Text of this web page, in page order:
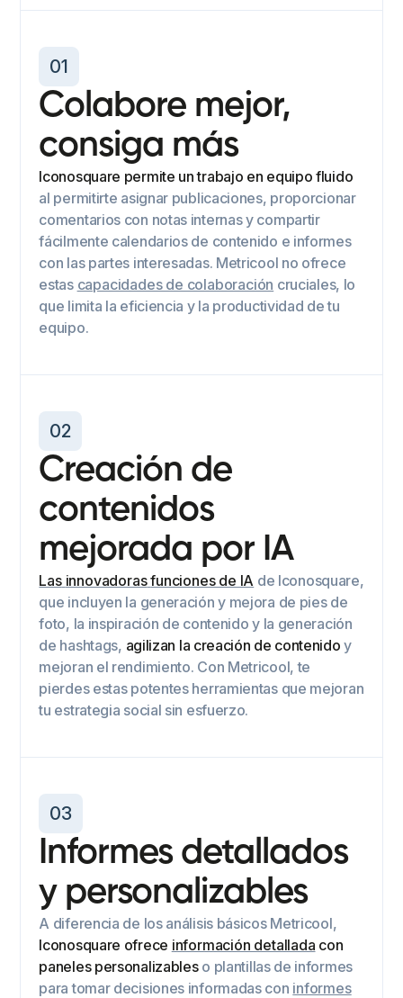
01
Colabore mejor,
consiga más
Iconosquare permite un trabajo en equipo fluido
al permitirte asignar publicaciones, proporcionar
comentarios con notas internas y compartir
fácilmente calendarios de contenido e informes
con las partes interesadas. Metricool no ofrece
estas capacidades de colaboración cruciales, lo
que limita la eficiencia y la productividad de tu
equipo.
02
Creación de
contenidos
mejorada por IA
Las innovadorasfunciones de IA de Iconosquare,
que incluyen la generación y mejora de pies de
foto, la inspiración de contenido y la generación
de hashtags, agilizan la creación de contenido y
mejoran el rendimiento. Con Metricool, te
pierdes estas potentes herramientas que mejoran
tu estrategia social sin esfuerzo.
03
Informes detallados
y personalizables
A diferencia de los análisis básicos Metricool,
Iconosquare ofrece información detallada con
paneles personalizableso plantillas de informes
para tomar decisiones informadas con informes